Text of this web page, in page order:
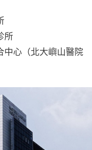
所
中心（北大嶼山醫院